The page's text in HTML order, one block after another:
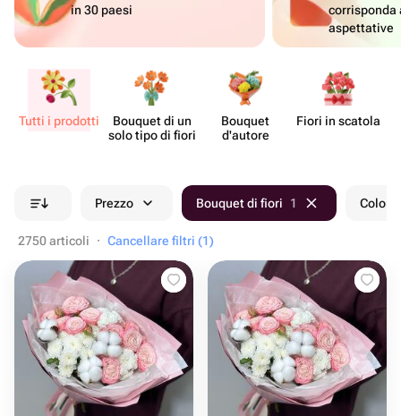
in 30 paesi
corrisponda
aspettative
Tutti i prodotti
Bouquet di un
solo tipo di fiori
Bouquet
d'autore
Fiori in scatola
Prezzo Bouquet di fiori 1 Colore
2750 articoli · Cancellare filtri (1)